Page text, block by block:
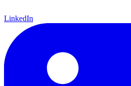
LinkedIn